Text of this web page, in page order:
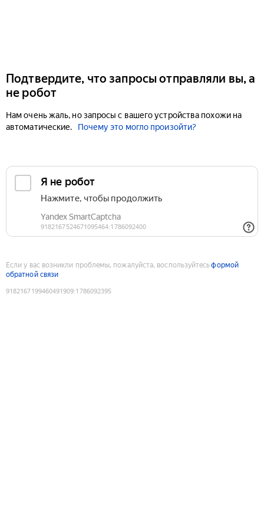
Подтвердите, что запросы отправляли вы, а
не робот
Нам очень жаль, но запросы с вашего устройства похожи на
автоматические.
Почему это могло произойти?
Если у вас возникли проблемы, пожалуйста, воспользуйтесьформой
обратной связи
9182167199460491909:1786092395